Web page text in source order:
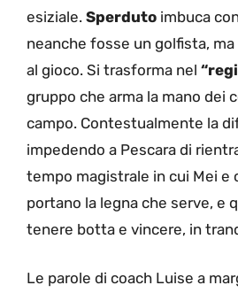
esiziale. Sperduto imbuca
neanche fosse un golfista,
al gioco. Si trasforma nel
gruppo che arma la mano dei
campo. Contestualmente la
impedendo a Pescara di
tempo magistrale in cui Mei e
portano la legna che serve, e
tenere botta e vincere, in
Le parole di coach Luise a